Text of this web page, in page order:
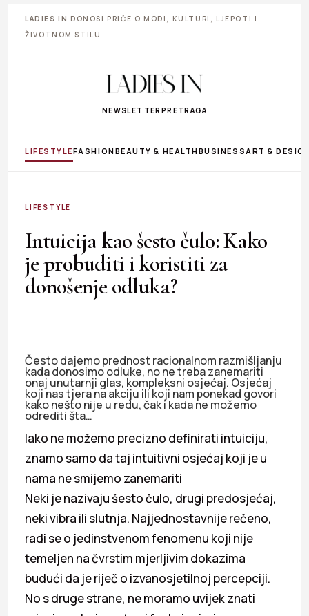
LADIES IN DONOSI PRIČE O MODI, KULTURI, LJEPOTI I
ŽIVOTNOM STILU
NEWSLETTER PRETRAGA
LIFESTYLEFASHIONBEAUTY & HEALTHBUSINESS ART &
LIFESTYLE
Intuicija kao šesto čulo: Kako
je probuditi i koristiti za
donošenje odluka?
Često dajemo prednost racionalnom razmišljanju
kada donosimo odluke, no ne treba zanemariti
onaj unutarnji glas, kompleksni osjećaj. Osjećaj
koji nas tjera na akciju ili koji nam ponekad govori
kako nešto nije u redu, čak i kada ne možemo
odrediti šta…
Iako ne možemo precizno definirati intuiciju,
znamo samo da taj intuitivni osjećaj koji je u
nama ne smijemo zanemariti
Neki je nazivaju šesto čulo, drugi predosjećaj,
neki vibra ili slutnja. Najjednostavnije rečeno,
radi se o jedinstvenom fenomenu koji nije
temeljen na čvrstim mjerljivim dokazima
budući da je riječ o izvanosjetilnoj percepciji.
No s druge strane, ne moramo uvijek znati